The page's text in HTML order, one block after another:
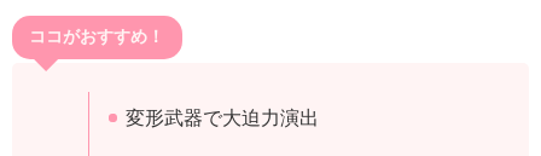
ココがおすすめ！
変形武器で大迫力演出